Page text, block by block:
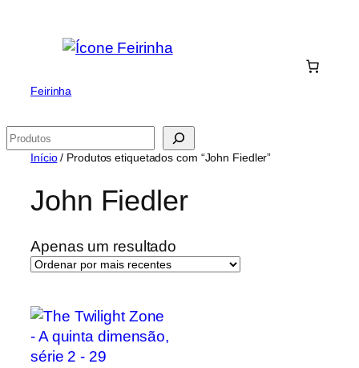
Feirinha
Pesquisar
Início/ Produtos etiquetados com “John Fiedler”
John Fiedler
Apenas um resultado